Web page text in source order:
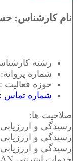
نام کارشناس:
رشته
شماره پروانه: 4219
حوزه
شماره تماس : 09173601071
صلاحیت ها:
رسیدگی و اررزیابی
رسیدگی و
رسیدگی و
خدمات اینترنتی LAN